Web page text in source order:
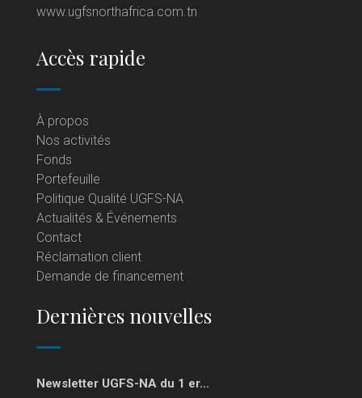
www.ugfsnorthafrica.com.tn
Accès rapide
À propos
Nos activités
Fonds
Portefeuille
Politique Qualité UGFS-NA
Actualités & Événements
Contact
Réclamation client
Demande de financement
Dernières nouvelles
Newsletter UGFS-NA du 1 er...